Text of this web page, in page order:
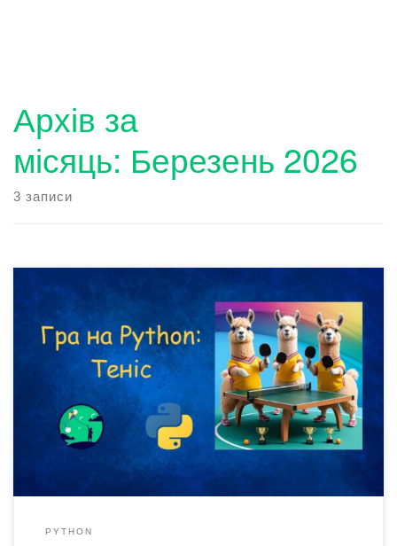
Архів за
місяць: Березень 2026
3 записи
Гра на Python Теніс (Пінг-понг) — це ваш рецепт
створення власної аркадної гри, де гравці керують
ракетками, щоб відбивати м’ячик по черзі.Ви навчитеся
програмувати рух об’єктів, рахувати очки й робити гру
динамічною та цікавою.І найкрутіше — ви зможете
налаштувати гру під себе: змінювати кольори, швидкість і
навіть рівні складності, щоб […]
PYTHON